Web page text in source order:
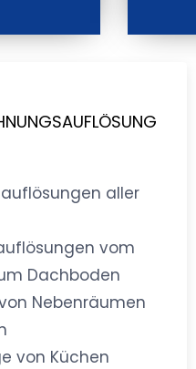
aller
vom
Dachboden
Nebenräumen
von Küchen